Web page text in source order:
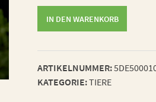
IN DEN WARENKORB
ARTIKELNUMMER:
KATEGORIE:TIERE